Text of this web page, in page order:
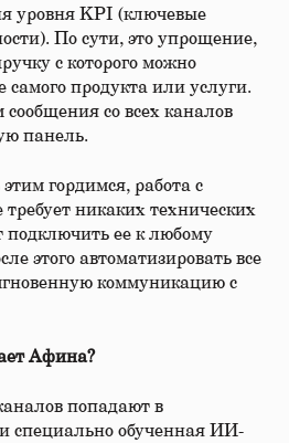
уровня KPI (ключевые
По сути, это упрощение,
с которого можно
самого продукта или услуги.
сообщения со всех каналов
панель.
гордимся, работа с
никаких технических
подключить ее к любому
этого автоматизировать все
коммуникацию с
Афина?
попадают в
специально обученная ИИ-